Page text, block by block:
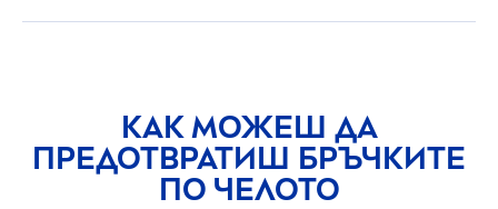
КАК МОЖЕШ ДА
ПРЕДОТВРАТИШ БРЪЧКИТЕ
ПО ЧЕЛОТО